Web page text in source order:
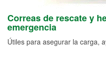
Correas de rescate y
emergencia
Útiles para asegurar la carga,